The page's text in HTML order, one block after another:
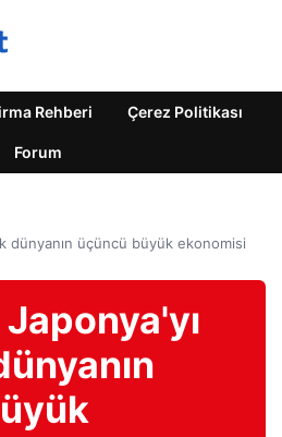
Rehberi Çerez Politikası
Forum
dünyanın üçüncü büyük ekonomisi